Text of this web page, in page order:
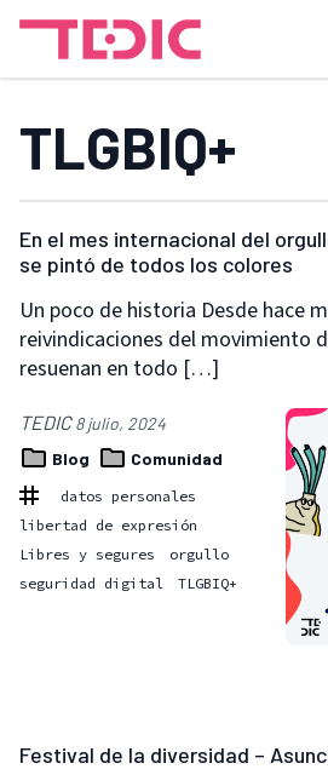
TLGBIQ+
En el mes internacional del
se pintó de todos los colores
Un poco de historia Desde hace
reivindicaciones del movimiento
resuenan en todo […]
TEDIC8 julio, 2024
Blog
Comunidad
datos personales
libertad de expresión
Libres y segures
orgullo
seguridad digital
TLGBIQ+
Festival de la diversidad –